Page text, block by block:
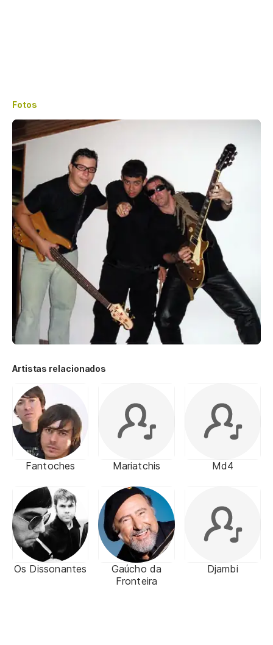
Fotos
Artistas relacionados
Fantoches Mariatchis Md4
Os Dissonantes
Gaúcho da
Fronteira
Djambi